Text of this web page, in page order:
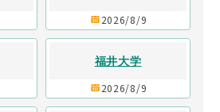
2026/8/9
福井大学
2026/8/9